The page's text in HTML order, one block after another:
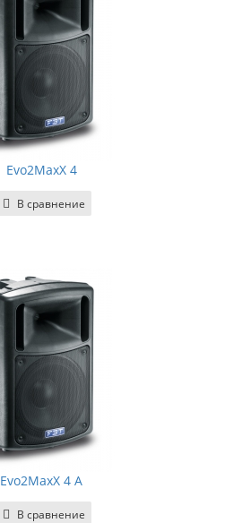
Evo2MaxX 4
В сравнение
Evo2MaxX 4 A
В сравнение